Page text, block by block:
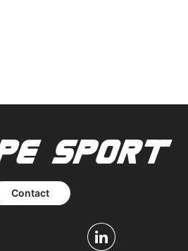
Contact
Linkedin